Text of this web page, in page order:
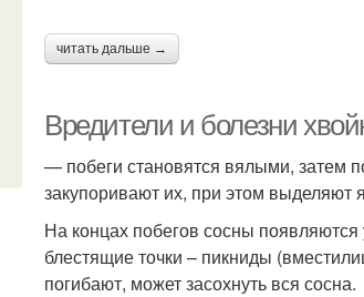
читать дальше →
Вредители и болезни
— побеги становятся вялыми, затем
закупоривают их, при этом выделяют
На концах побегов сосны
блестящие точки – пикниды
погибают, может засохнуть вся сосна.